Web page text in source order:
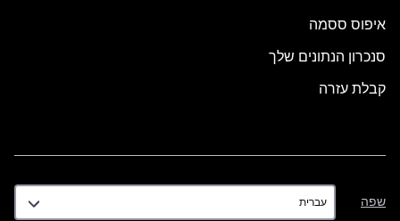
איפוס ססמה
סנכרון הנתונים שלך
קבלת עזרה
שפה
שפה